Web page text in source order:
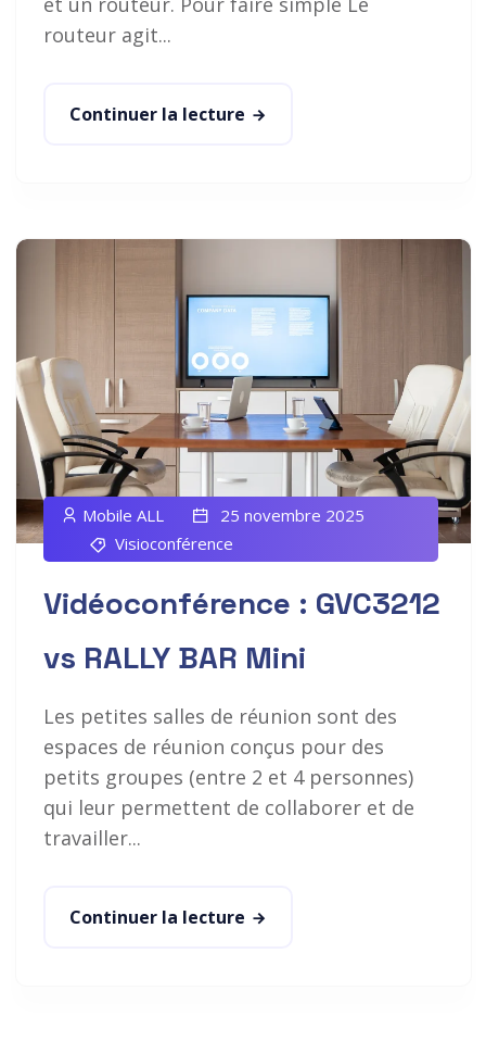
routeur agit...
Continuer la lecture
Mobile ALL
25 novembre 2025
Visioconférence
Vidéoconférence : GVC3212
vs RALLY BAR Mini
Les petites salles de réunion sont des
espaces de réunion conçus pour des
petits groupes (entre 2 et 4 personnes)
qui leur permettent de collaborer et de
travailler...
Continuer la lecture